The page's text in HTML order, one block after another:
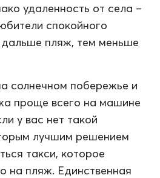
удаленность от села –
спокойного
пляж, тем меньше
солнечном побережье и
проще всего на машине
у вас нет такой
лучшим решением
такси, которое
на пляж. Единственная